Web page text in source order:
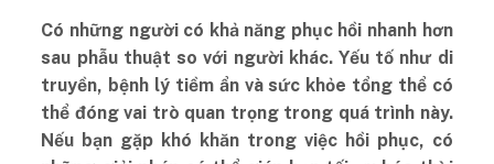
Có những người có khả năng phục hồi nhanh hơn
sau phẫu thuật so với người khác. Yếu tố như di
truyền, bệnh lý tiềm ẩn và sức khỏe tổng thể có
thể đóng vai trò quan trọng trong quá trình này.
Nếu bạn gặp khó khăn trong việc hồi phục, có